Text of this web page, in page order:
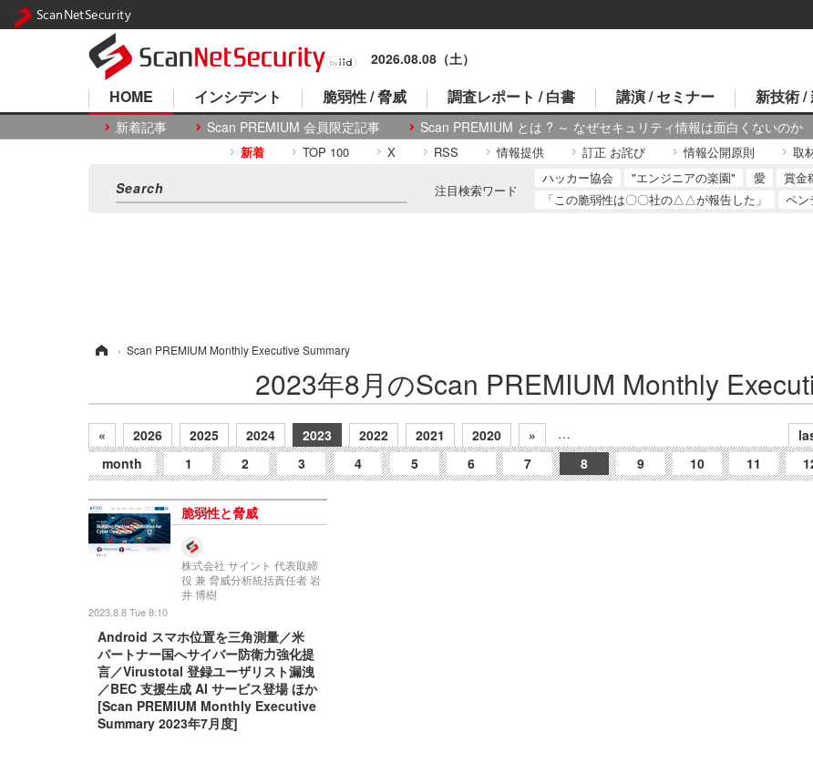
2026.08.08（土）
HOME
新着記事 Scan PREMIUM 会員限定記事 Scan PREMIUM とは ? ～ なぜセキュリティ情報は面白くないのか
インシデント 脆弱性 / 脅威 調査レポート / 白書 講演 / セミナー 新技術 /
新着 TOP 100 X RSS 情報提供 訂正 お詫び 情報公開原則 取
注目検索ワード
ハッカー協会 "エンジニアの楽園" 愛 賞金
「この脆弱性は〇〇社の△△が報告した」
ペン
› Scan PREMIUM Monthly Executive Summary
2023年8月のScan PREMIUM Monthly
« 2026 2025 2024 2023 2022 2021 2020 » …
month
1 2 3 4 5 6 7 8 9 10 11
脆弱性と脅威
株式会社 サイント 代表取締
役 兼 脅威分析統括責任者 岩
井 博樹
2023.8.8 Tue 8:10
Android スマホ位置を三角測量／米
パートナー国へサイバー防衛力強化提
言／Virustotal 登録ユーザリスト漏洩
／BEC 支援生成 AI サービス登場 ほか
[Scan PREMIUM Monthly Executive
Summary 2023年7月度]
ScanNetSecurity